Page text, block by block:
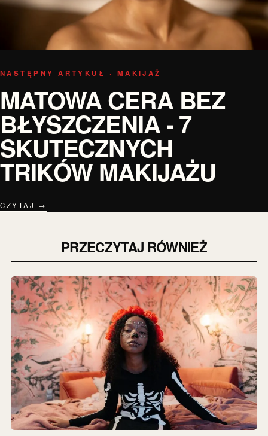
NASTĘPNY ARTYKUŁ · MAKIJAŻ
MATOWA CERA BEZ
BŁYSZCZENIA - 7
SKUTECZNYCH
TRIKÓW MAKIJAŻU
CZYTAJ →
PRZECZYTAJ RÓWNIEŻ